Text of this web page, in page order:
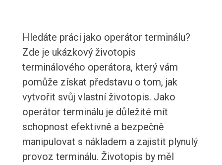
Hledáte práci jako operátor terminálu?
Zde je ukázkový životopis
terminálového operátora, který vám
pomůže získat představu o tom, jak
vytvořit svůj vlastní životopis. Jako
operátor terminálu je důležité mít
schopnost efektivně a bezpečně
manipulovat s nákladem a zajistit plynulý
provoz terminálu. Životopis by měl